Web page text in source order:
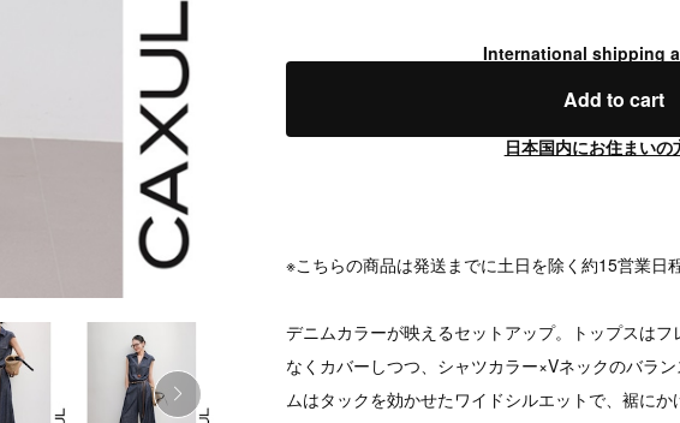
International shipping
Add to cart
日本国内にお住まいの
※こちらの商品は発送までに土日を除く約15営業日
デニムカラーが映えるセットアップ。トップスは
なくカバーしつつ、シャツカラー×Vネックのバラ
ムはタックを効かせたワイドシルエットで、裾にか